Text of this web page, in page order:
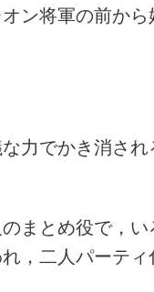
ン将軍の前か
力でかき消さ
まとめ役で，
，二人パーティ